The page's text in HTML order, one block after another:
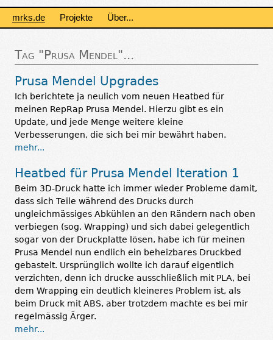
mrks.de Projekte Über...
Tag "Prusa Mendel"...
Prusa Mendel Upgrades
Ich berichtete ja neulich vom neuen Heatbed für
meinen RepRap Prusa Mendel. Hierzu gibt es ein
Update, und jede Menge weitere kleine
Verbesserungen, die sich bei mir bewährt haben.
mehr...
Heatbed für Prusa Mendel Iteration 1
Beim 3D-Druck hatte ich immer wieder Probleme damit,
dass sich Teile während des Drucks durch
ungleichmässiges Abkühlen an den Rändern nach oben
verbiegen (sog. Wrapping) und sich dabei gelegentlich
sogar von der Druckplatte lösen, habe ich für meinen
Prusa Mendel nun endlich ein beheizbares Druckbed
gebastelt. Ursprünglich wollte ich darauf eigentlich
verzichten, denn ich drucke ausschließlich mit PLA, bei
dem Wrapping ein deutlich kleineres Problem ist, als
beim Druck mit ABS, aber trotzdem machte es bei mir
regelmässig Ärger.
mehr...